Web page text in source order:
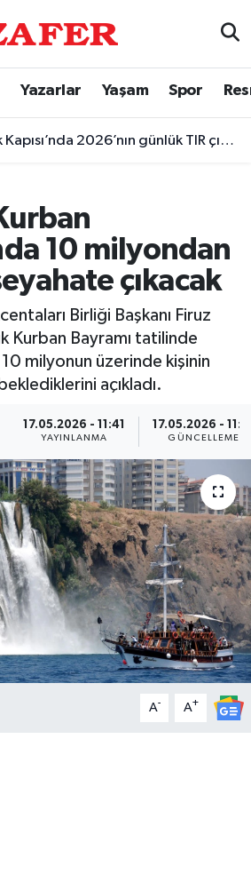
Yazarlar Yaşam Spor
2026’nın günlük TIR çıkış rekoru kırıldı
10 milyondan
çıkacak
Birliği Başkanı Firuz
Kurban Bayramı tatilinde
milyonun üzerinde kişinin
açıkladı.
17.05.2026 - 11:41
YAYINLANMA
17.05.2026 -
GÜNCELLEME
A- A+
Durumu ve Fikstür